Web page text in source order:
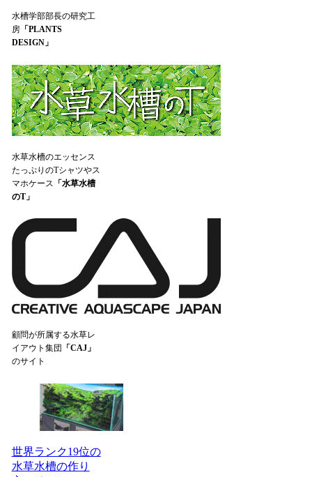
水槽学部部長の研究工
房「PLANTS
DESIGN」
水草水槽のエッセンス
たっぷりのTシャツやス
マホケース 「水草水槽
のT」
顧問が所属する水草レ
イアウト集団
「CAJ」
のサイト
世界ランク19位の
水草水槽の作り